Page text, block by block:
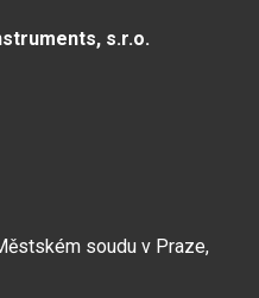
s.r.o.
soudu v Praze,